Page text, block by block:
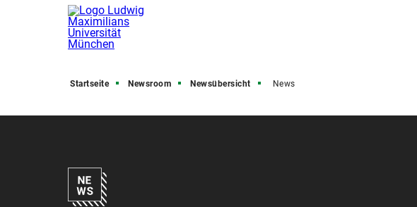
Startseite Newsroom Newsübersicht News